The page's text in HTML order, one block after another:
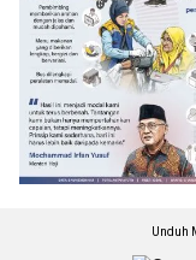
Unduh